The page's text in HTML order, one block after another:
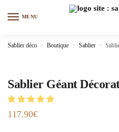
MENU
Sablier déco » Boutique » Sablier »
Sablier Géant
117.90€